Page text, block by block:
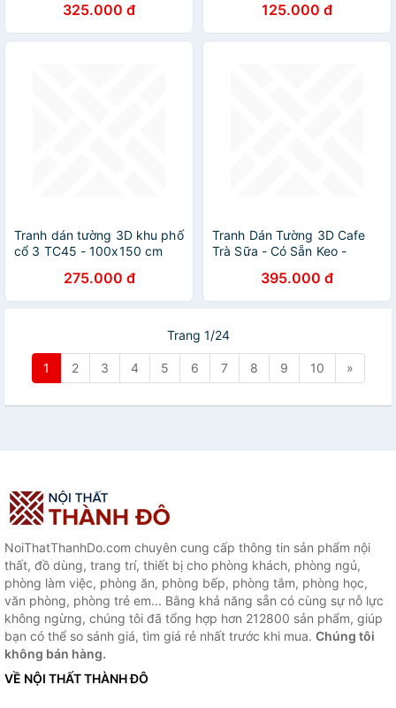
không phai màu CS91
325.000 đ 125.000 đ
Tranh dán tường 3D khu phố
cổ 3 TC45 - 100x150 cm
275.000 đ
Tranh Dán Tường 3D Cafe
Trà Sữa - Có Sẵn Keo -
395.000 đ
Trang 1/24
1 2 3 4 5 6 7 8 9 10 »
NoiThatThanhDo.com chuyên cung cấp thông tin sản phẩm nội
thất, đồ dùng, trang trí, thiết bị cho phòng khách, phòng ngủ,
phòng làm việc, phòng ăn, phòng bếp, phòng tắm, phòng học,
văn phòng, phòng trẻ em... Bằng khả năng sẵn có cùng sự nỗ lực
không ngừng, chúng tôi đã tổng hợp hơn 212800 sản phẩm, giúp
bạn có thể so sánh giá, tìm giá rẻ nhất trước khi mua. Chúng tôi
không bán hàng.
VỀ NỘI THẤT THÀNH ĐÔ